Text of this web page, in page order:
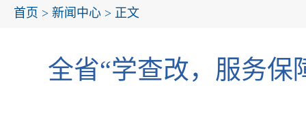
首页 > 新闻中心 > 正文
全省“学查改，服务保